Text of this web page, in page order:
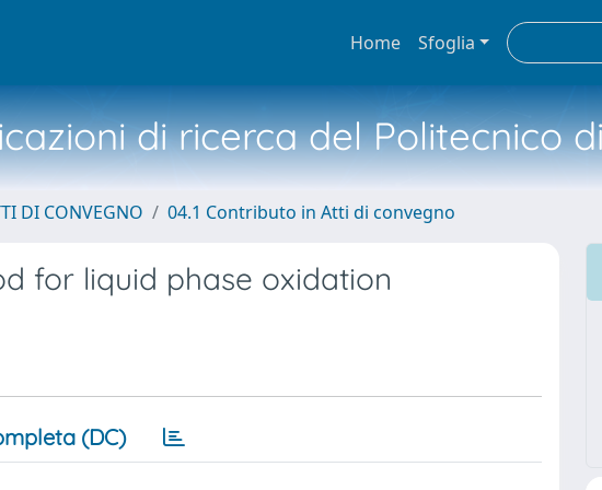
Home Sfoglia
di ricerca del Politecnico
DI CONVEGNO 04.1 Contributo in Atti di convegno
for liquid phase oxidation
(DC)